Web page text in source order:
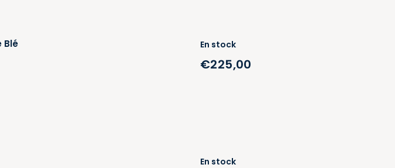
Blé En stock
€225,00
En stock